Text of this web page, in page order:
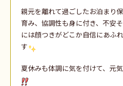
親元を離れて過ごしたお泊まり
育み、協調性も身に付き、不安
には顔つきがどこか自信にあふ
す
夏休みも体調に気を付けて、元